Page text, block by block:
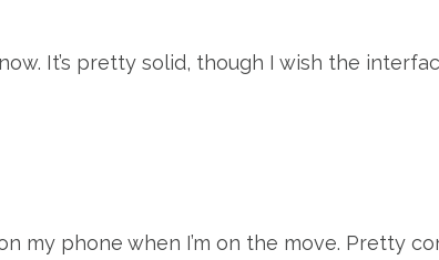
It’s pretty solid, though I wish the
my phone when I’m on the move. Pretty